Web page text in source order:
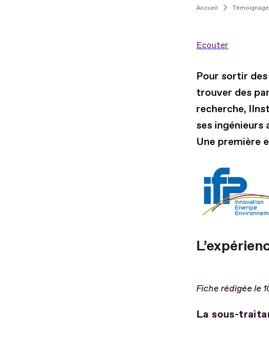
Accueil
Ecouter
Pour sortir
trouver des
recherche,
ses ingénieurs
Une première
Fiche rédigée le
La sous-